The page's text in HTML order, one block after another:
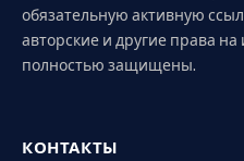
обязательную активную
авторские и другие права
полностью защищены.
КОНТАКТЫ